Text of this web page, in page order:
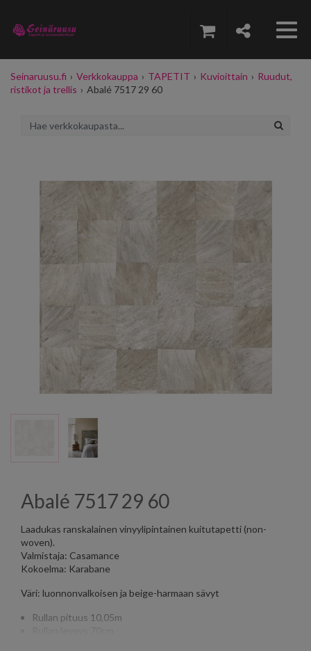
Seinaruusu.fi › Verkkokauppa › TAPETIT › Kuvioittain › Ruudut,
ristikot ja trellis › Abalé 7517 29 60
Abalé 7517 29 60
Laadukas ranskalainen vinyylipintainen kuitutapetti (non-
woven).
Valmistaja: Casamance
Kokoelma: Karabane
Väri: luonnonvalkoisen ja beige-harmaan sävyt
Rullan pituus 10,05m